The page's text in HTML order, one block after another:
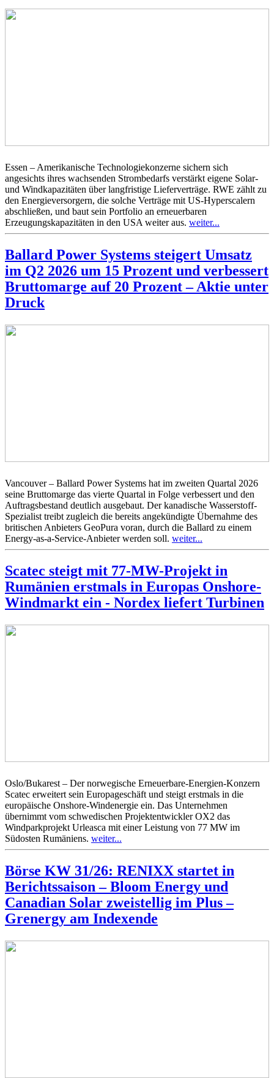
Essen – Amerikanische Technologiekonzerne sichern sich
angesichts ihres wachsenden Strombedarfs verstärkt eigene Solar-
und Windkapazitäten über langfristige Lieferverträge. RWE zählt zu
den Energieversorgern, die solche Verträge mit US-Hyperscalern
abschließen, und baut sein Portfolio an erneuerbaren
Erzeugungskapazitäten in den USA weiter aus. weiter...
Ballard Power Systems steigert Umsatz
im Q2 2026 um 15 Prozent und verbessert
Bruttomarge auf 20 Prozent – Aktie unter
Druck
Vancouver – Ballard Power Systems hat im zweiten Quartal 2026
seine Bruttomarge das vierte Quartal in Folge verbessert und den
Auftragsbestand deutlich ausgebaut. Der kanadische Wasserstoff-
Spezialist treibt zugleich die bereits angekündigte Übernahme des
britischen Anbieters GeoPura voran, durch die Ballard zu einem
Energy-as-a-Service-Anbieter werden soll. weiter...
Scatec steigt mit 77-MW-Projekt in
Rumänien erstmals in Europas Onshore-
Windmarkt ein - Nordex liefert Turbinen
Oslo/Bukarest – Der norwegische Erneuerbare-Energien-Konzern
Scatec erweitert sein Europageschäft und steigt erstmals in die
europäische Onshore-Windenergie ein. Das Unternehmen
übernimmt vom schwedischen Projektentwickler OX2 das
Windparkprojekt Urleasca mit einer Leistung von 77 MW im
Südosten Rumäniens. weiter...
Börse KW 31/26: RENIXX startet in
Berichtssaison – Bloom Energy und
Canadian Solar zweistellig im Plus –
Grenergy am Indexende